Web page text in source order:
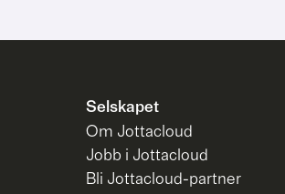
Selskapet
Om Jottacloud
Jobb i Jottacloud
Bli Jottacloud-partner